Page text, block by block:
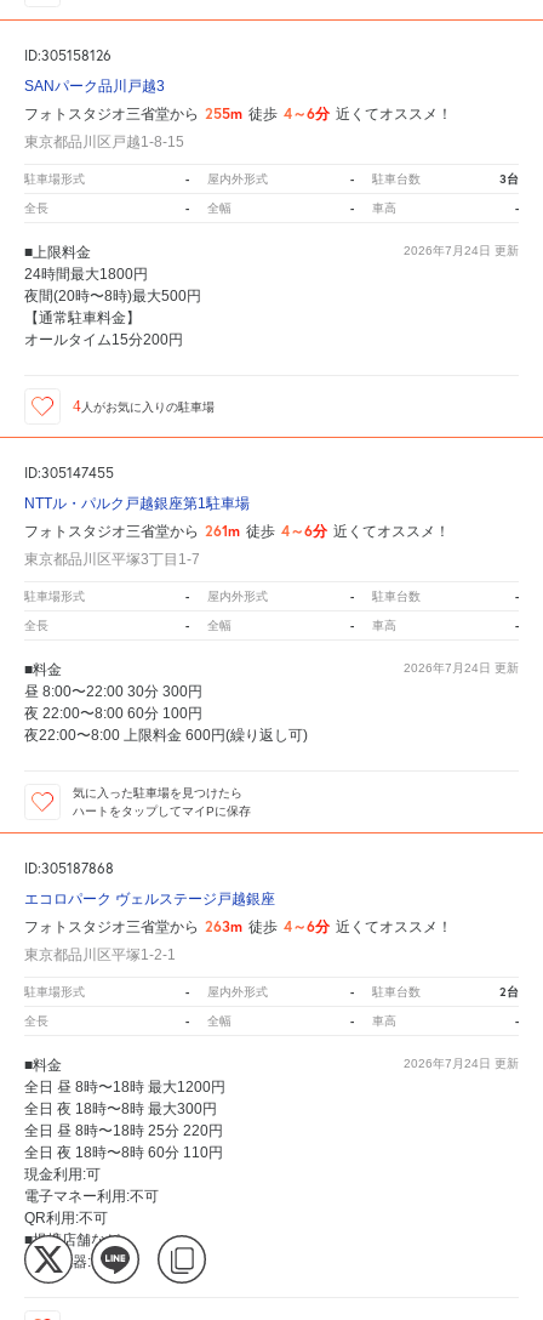
ID:305158126
SANパーク品川戸越3
フォトスタジオ三省堂から 255m 徒歩 4～6分 近くてオススメ！
東京都品川区戸越1-8-15
駐車場形式 - 屋内外形式 - 駐車台数 3台
全長 - 全幅 - 車高 -
2026年7月24日 更新
■上限料金
24時間最大1800円
夜間(20時〜8時)最大500円
【通常駐車料金】
オールタイム15分200円
4 人がお気に入りの駐車場
ID:305147455
NTTル・パルク戸越銀座第1駐車場
フォトスタジオ三省堂から 261m 徒歩 4～6分 近くてオススメ！
東京都品川区平塚3丁目1-7
駐車場形式 - 屋内外形式 - 駐車台数 -
全長 - 全幅 - 車高 -
2026年7月24日 更新
■料金
昼 8:00〜22:00 30分 300円
夜 22:00〜8:00 60分 100円
夜22:00〜8:00 上限料金 600円(繰り返し可)
気に入った駐車場を見つけたら
ハートをタップしてマイPに保存
ID:305187868
エコロパーク ヴェルステージ戸越銀座
フォトスタジオ三省堂から 263m 徒歩 4～6分 近くてオススメ！
東京都品川区平塚1-2-1
駐車場形式 - 屋内外形式 - 駐車台数 2台
全長 - 全幅 - 車高 -
2026年7月24日 更新
■料金
全日 昼 8時〜18時 最大1200円
全日 夜 18時〜8時 最大300円
全日 昼 8時〜18時 25分 220円
全日 夜 18時〜8時 60分 110円
現金利用:可
電子マネー利用:不可
QR利用:不可
■提携店舗など
EV充電器:なし